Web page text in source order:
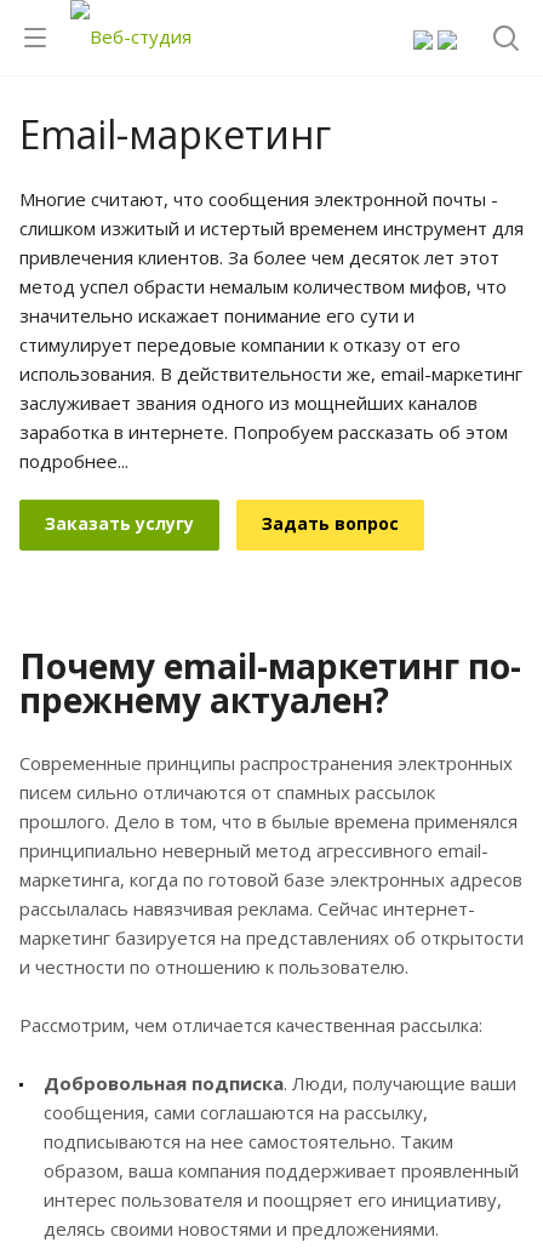
Email-маркетинг
Многие считают, что сообщения электронной почты -
слишком изжитый и истертый временем инструмент для
привлечения клиентов. За более чем десяток лет этот
метод успел обрасти немалым количеством мифов, что
значительно искажает понимание его сути и
стимулирует передовые компании к отказу от его
использования. В действительности же, email-маркетинг
заслуживает звания одного из мощнейших каналов
заработка в интернете. Попробуем рассказать об этом
подробнее...
Заказать услугу Задать вопрос
Почему email-маркетинг по-
прежнему актуален?
Современные принципы распространения электронных
писем сильно отличаются от спамных рассылок
прошлого. Дело в том, что в былые времена применялся
принципиально неверный метод агрессивного email-
маркетинга, когда по готовой базе электронных адресов
рассылалась навязчивая реклама. Сейчас интернет-
маркетинг базируется на представлениях об открытости
и честности по отношению к пользователю.
Рассмотрим, чем отличается качественная рассылка:
Добровольная подписка. Люди, получающие ваши
сообщения, сами соглашаются на рассылку,
подписываются на нее самостоятельно. Таким
образом, ваша компания поддерживает проявленный
интерес пользователя и поощряет его инициативу,
делясь своими новостями и предложениями.